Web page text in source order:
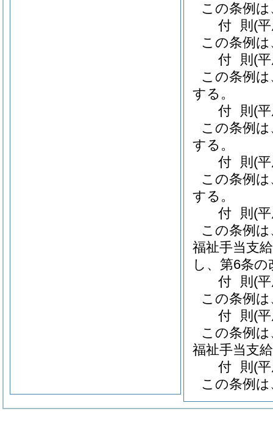
この条例
付 則 (
この条例
付 則 (
この条例
する。
付 則 (
この条例
する。
付 則 (
この条例
する。
付 則 (
この条例
福祉手当支
し、第6条
付 則 (
この条例
付 則 (
この条例
福祉手当支
付 則 (
この条例